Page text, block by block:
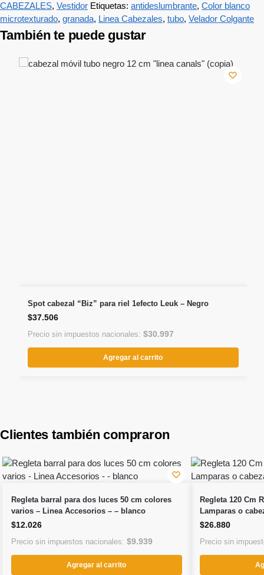
CABEZALES, Vestidor Etiquetas: antideslumbrante, Color blanco
microtexturado, granada, Linea Cabezales, tubo, Velador Colgante
También te puede gustar
Spot cabezal “Biz” para riel 1efecto Leuk – Negro
$37.506
Precio sin impuestos nacionales:$30.997
Agregar al carrito
Clientes también compraron
Regleta barral para dos luces 50 cm colores
varios – Linea Accesorios – – blanco
$12.026
Precio sin impuestos nacionales: $9.939
Agregar al carrito
Regleta 120 Cm
Lamparas o
$26.880
Precio sin